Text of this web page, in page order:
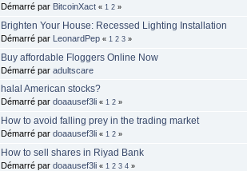
Démarré par BitcoinXact « 1 2 »
Brighten Your House: Recessed Lighting Installation
Démarré par LeonardPep « 1 2 3 »
Buy affordable Floggers Online Now
Démarré par adultscare
halal American stocks?
Démarré par doaausef3li « 1 2 »
How to avoid falling prey in the trading market
Démarré par doaausef3li « 1 2 »
How to sell shares in Riyad Bank
Démarré par doaausef3li « 1 2 3 4 »